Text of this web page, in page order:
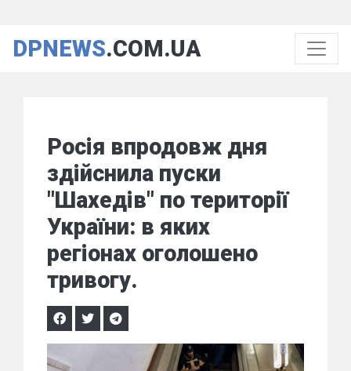
DPNEWS.COM.UA
Росія впродовж дня
здійснила пуски
"Шахедів" по території
України: в яких
регіонах оголошено
тривогу.